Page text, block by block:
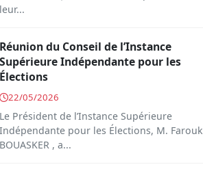
leur...
Réunion du Conseil de l’Instance
Supérieure Indépendante pour les
Élections
22/05/2026
Le Président de l’Instance Supérieure
Indépendante pour les Élections, M. Farouk
BOUASKER , a...